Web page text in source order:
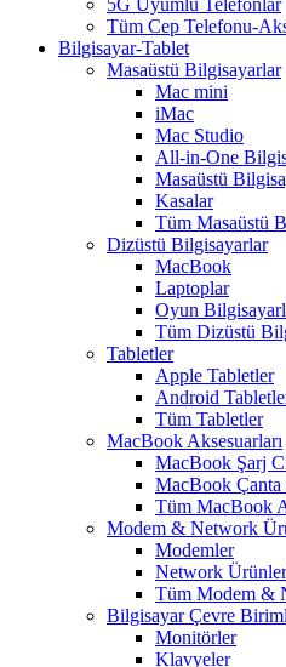
5G Uyumlu Telefonlar
Tüm Cep Telefonu-
Bilgisayar-Tablet
Masaüstü Bilgisayarlar
Mac mini
iMac
Mac Studio
All-in-One
Masaüstü
Kasalar
Tüm Masaüstü
Dizüstü Bilgisayarlar
MacBook
Laptoplar
Oyun
Tüm Dizüstü
Tabletler
Apple Tabletler
Android
Tüm Tabletler
MacBook Aksesuarları
MacBook Şarj
MacBook Çanta
Tüm MacBook
Modem & Network
Modemler
Network
Tüm Modem &
Bilgisayar Çevre
Monitörler
Klavyeler